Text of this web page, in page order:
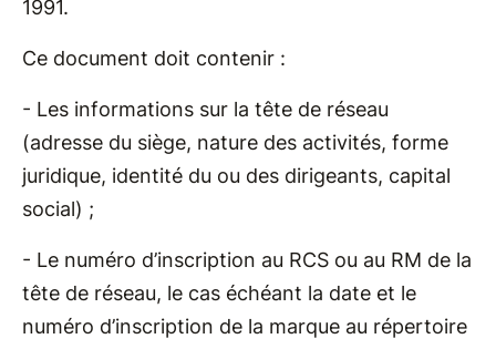
1991.
Ce document doit contenir :
- Les informations sur la tête de réseau
(adresse du siège, nature des activités, forme
juridique, identité du ou des dirigeants, capital
social) ;
- Le numéro d’inscription au RCS ou au RM de la
tête de réseau, le cas échéant la date et le
numéro d’inscription de la marque au répertoire